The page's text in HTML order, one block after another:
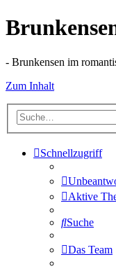
- Brunkensen im
Zum Inhalt
Schnellzugriff
Aktive
Suche
Das Team